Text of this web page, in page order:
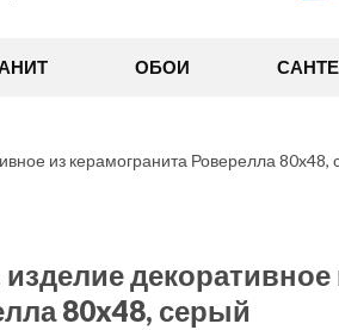
ОБОИ
из керамогранита Роверелла 80x48,
декоративное
80x48, серый